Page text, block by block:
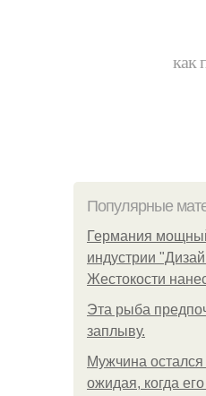
как
Популярные
Германия
индустрии
Жестокости
Эта рыба
заплыву.
Мужчина остался
ожидая, когда